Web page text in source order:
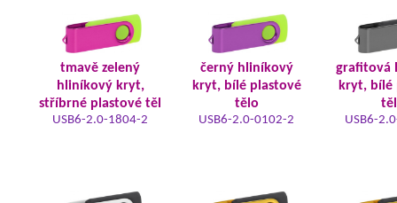
tmavě zelený
hliníkový kryt,
stříbrné plastové těl
USB6-2.0-1804-2
černý hliníkový
kryt, bílé plastové
tělo
USB6-2.0-0102-2
grafitová
kryt, bílé
USB6-